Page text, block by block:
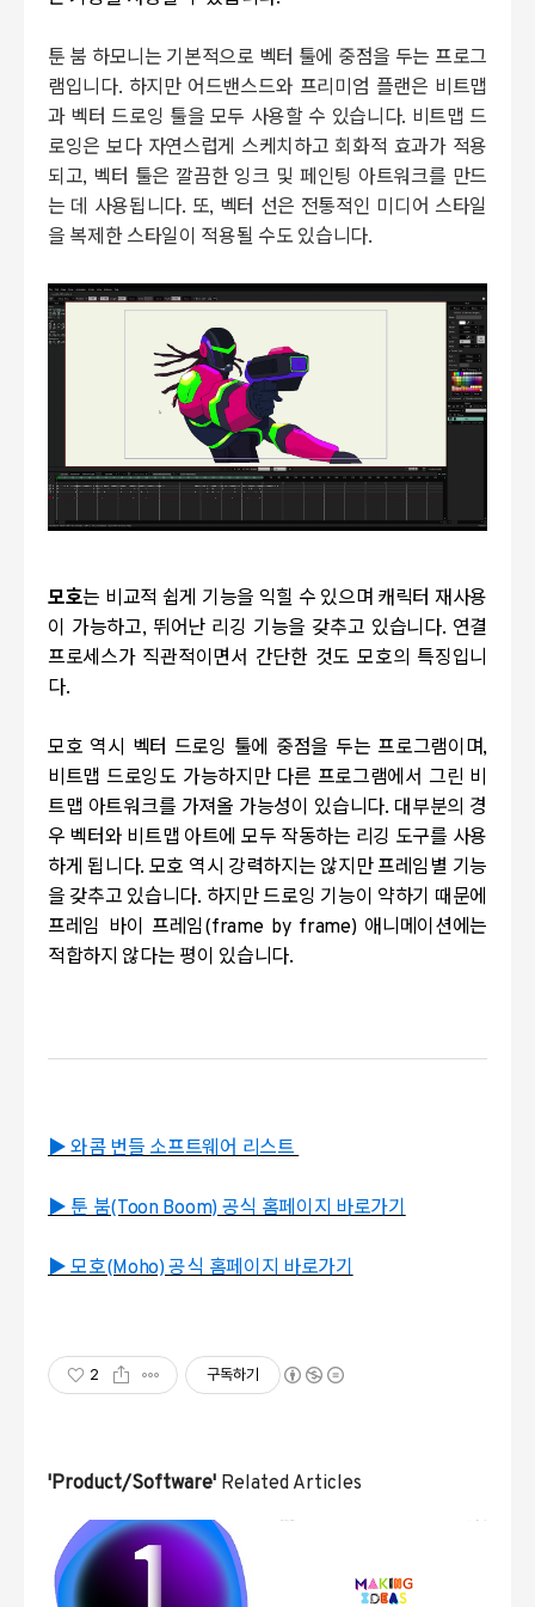
툰 붐 하모니는 기본적으로 벡터 툴에 중점을 두는 프로그
램입니다. 하지만 어드밴스드와 프리미엄 플랜은 비트맵
과 벡터 드로잉 툴을 모두 사용할 수 있습니다. 비트맵 드
로잉은 보다 자연스럽게 스케치하고 회화적 효과가 적용
되고, 벡터 툴은 깔끔한 잉크 및 페인팅 아트워크를 만드
는 데 사용됩니다. 또, 벡터 선은 전통적인 미디어 스타일
을 복제한 스타일이 적용될 수도 있습니다.
모호는 비교적 쉽게 기능을 익힐 수 있으며 캐릭터 재사용
이 가능하고, 뛰어난 리깅 기능을 갖추고 있습니다. 연결
프로세스가 직관적이면서 간단한 것도 모호의 특징입니
다.
모호 역시 벡터 드로잉 툴에 중점을 두는 프로그램이며,
비트맵 드로잉도 가능하지만 다른 프로그램에서 그린 비
트맵 아트워크를 가져올 가능성이 있습니다. 대부분의 경
우 벡터와 비트맵 아트에 모두 작동하는 리깅 도구를 사용
하게 됩니다. 모호 역시 강력하지는 않지만 프레임별 기능
을 갖추고 있습니다. 하지만 드로잉 기능이 약하기 때문에
프레임 바이 프레임(frame by frame) 애니메이션에는
적합하지 않다는 평이 있습니다.
▶ 와콤 번들 소프트웨어 리스트
▶ 툰 붐(Toon Boom) 공식 홈페이지 바로가기
▶ 모호(Moho) 공식 홈페이지 바로가기
2 구독하기
'Product/Software' Related Articles